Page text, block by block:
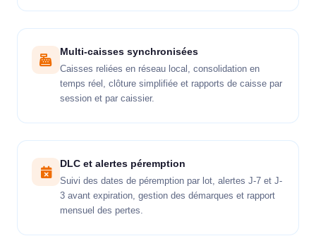
Multi-caisses synchronisées
Caisses reliées en réseau local, consolidation en
temps réel, clôture simplifiée et rapports de caisse par
session et par caissier.
DLC et alertes péremption
Suivi des dates de péremption par lot, alertes J-7 et J-
3 avant expiration, gestion des démarques et rapport
mensuel des pertes.